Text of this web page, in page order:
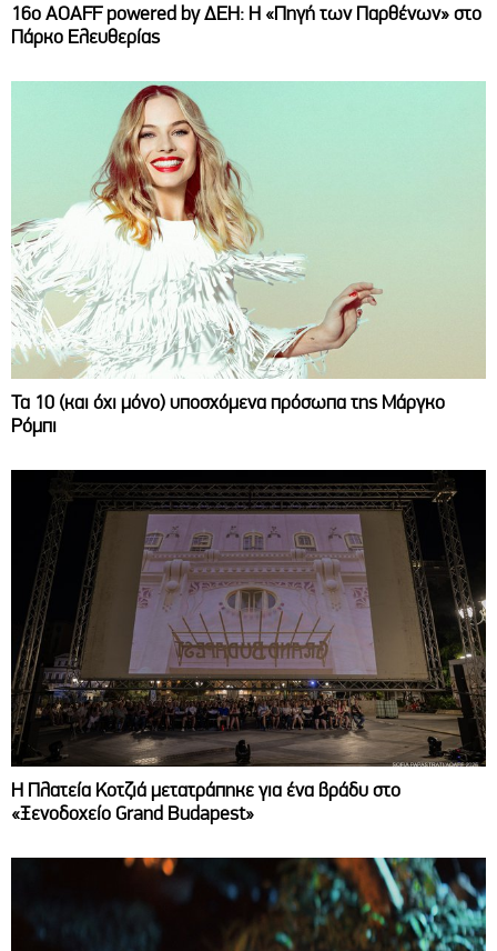
16ο AOAFF powered by ΔΕΗ: Η «Πηγή των Παρθένων» στο
Πάρκο Ελευθερίας
Τα 10 (και όχι μόνο) υποσχόμενα πρόσωπα της Μάργκο
Ρόμπι
Η Πλατεία Κοτζιά μετατράπηκε για ένα βράδυ στο
«Ξενοδοχείο Grand Budapest»